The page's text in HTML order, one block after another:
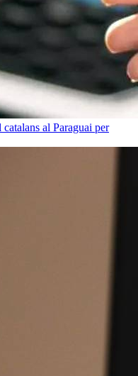
al Paraguai per